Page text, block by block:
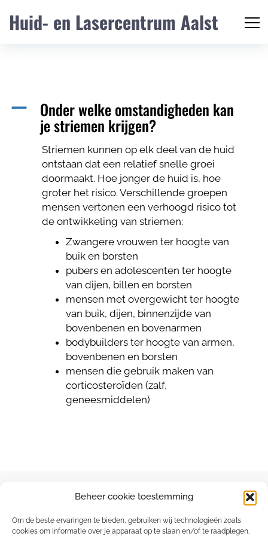
Beheer cookie toestemming
Om de beste ervaringen te bieden, gebruiken wij technologieën zoals
cookies om informatie over je apparaat op te slaan en/of te raadplegen.
Huid- en Lasercentrum Aalst
A Onder welke omstandigheden kan
je striemen krijgen?
Striemen kunnen op elk deel van de huid
ontstaan dat een relatief snelle groei
doormaakt. Hoe jonger de huid is, hoe
groter het risico. Verschillende groepen
mensen vertonen een verhoogd risico tot
de ontwikkeling van striemen:
Zwangere vrouwen ter hoogte van
buik en borsten
pubers en adolescenten ter hoogte
van dijen, billen en borsten
mensen met overgewicht ter hoogte
van buik, dijen, binnenzijde van
bovenbenen en bovenarmen
bodybuilders ter hoogte van armen,
bovenbenen en borsten
mensen die gebruik maken van
corticosteroïden (zalf,
geneesmiddelen)